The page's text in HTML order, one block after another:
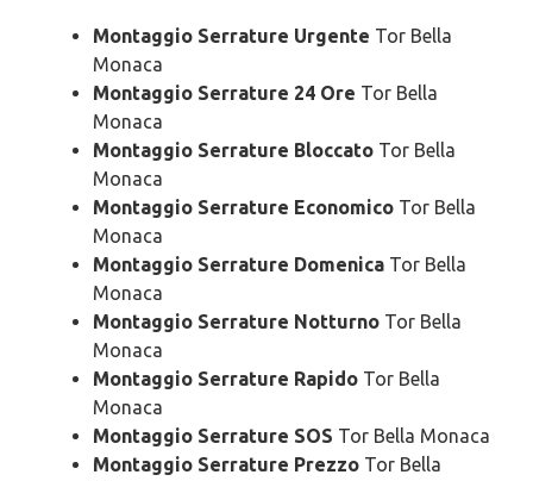
Montaggio Serrature Urgente Tor Bella
Monaca
Montaggio Serrature 24 Ore Tor Bella
Monaca
Montaggio Serrature Bloccato Tor Bella
Monaca
Montaggio Serrature Economico Tor Bella
Monaca
Montaggio Serrature Domenica Tor Bella
Monaca
Montaggio Serrature Notturno Tor Bella
Monaca
Montaggio Serrature Rapido Tor Bella
Monaca
Montaggio Serrature SOS Tor Bella Monaca
Montaggio Serrature Prezzo Tor Bella